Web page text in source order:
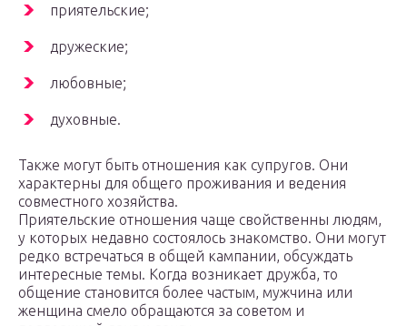
приятельские;
дружеские;
любовные;
духовные.
Также могут быть отношения как супругов. Они
характерны для общего проживания и ведения
совместного хозяйства.
Приятельские отношения чаще свойственны людям,
у которых недавно состоялось знакомство. Они могут
редко встречаться в общей кампании, обсуждать
интересные темы. Когда возникает дружба, то
общение становится более частым, мужчина или
женщина смело обращаются за советом и